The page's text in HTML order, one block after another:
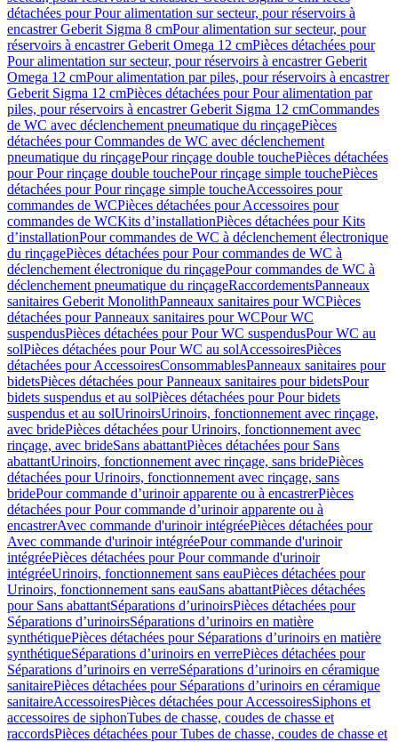
détachées pour Pour alimentation sur secteur, pour réservoirs à
encastrer Geberit Sigma 8 cmPour alimentation sur secteur, pour
réservoirs à encastrer Geberit Omega 12 cmPièces détachées pour
Pour alimentation sur secteur, pour réservoirs à encastrer Geberit
Omega 12 cmPour alimentation par piles, pour réservoirs à encastrer
Geberit Sigma 12 cmPièces détachées pour Pour alimentation par
piles, pour réservoirs à encastrer Geberit Sigma 12 cmCommandes
de WC avec déclenchement pneumatique du rinçagePièces
détachées pour Commandes de WC avec déclenchement
pneumatique du rinçagePour rinçage double touchePièces détachées
pour Pour rinçage double touchePour rinçage simple touchePièces
détachées pour Pour rinçage simple toucheAccessoires pour
commandes de WCPièces détachées pour Accessoires pour
commandes de WCKits d’installationPièces détachées pour Kits
d’installationPour commandes de WC à déclenchement électronique
du rinçagePièces détachées pour Pour commandes de WC à
déclenchement électronique du rinçagePour commandes de WC à
déclenchement pneumatique du rinçageRaccordementsPanneaux
sanitaires Geberit MonolithPanneaux sanitaires pour WCPièces
détachées pour Panneaux sanitaires pour WCPour WC
suspendusPièces détachées pour Pour WC suspendusPour WC au
solPièces détachées pour Pour WC au solAccessoiresPièces
détachées pour AccessoiresConsommablesPanneaux sanitaires pour
bidetsPièces détachées pour Panneaux sanitaires pour bidetsPour
bidets suspendus et au solPièces détachées pour Pour bidets
suspendus et au solUrinoirsUrinoirs, fonctionnement avec rinçage,
avec bridePièces détachées pour Urinoirs, fonctionnement avec
rinçage, avec brideSans abattantPièces détachées pour Sans
abattantUrinoirs, fonctionnement avec rinçage, sans bridePièces
détachées pour Urinoirs, fonctionnement avec rinçage, sans
bridePour commande d’urinoir apparente ou à encastrerPièces
détachées pour Pour commande d’urinoir apparente ou à
encastrerAvec commande d'urinoir intégréePièces détachées pour
Avec commande d'urinoir intégréePour commande d'urinoir
intégréePièces détachées pour Pour commande d'urinoir
intégréeUrinoirs, fonctionnement sans eauPièces détachées pour
Urinoirs, fonctionnement sans eauSans abattantPièces détachées
pour Sans abattantSéparations d’urinoirsPièces détachées pour
Séparations d’urinoirsSéparations d’urinoirs en matière
synthétiquePièces détachées pour Séparations d’urinoirs en matière
synthétiqueSéparations d’urinoirs en verrePièces détachées pour
Séparations d’urinoirs en verreSéparations d’urinoirs en céramique
sanitairePièces détachées pour Séparations d’urinoirs en céramique
sanitaireAccessoiresPièces détachées pour AccessoiresSiphons et
accessoires de siphonTubes de chasse, coudes de chasse et
raccordsPièces détachées pour Tubes de chasse, coudes de chasse et